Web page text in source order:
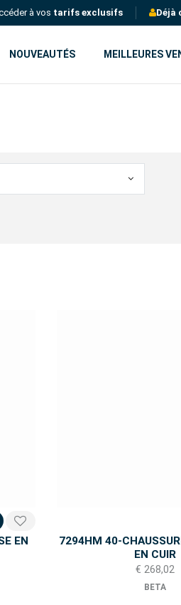
à vos tarifs exclusifs Déjà
NOUVEAUTÉS MEILLEURES
EN
7294HM 40-
EN CUIR
€ 268,02
BETA